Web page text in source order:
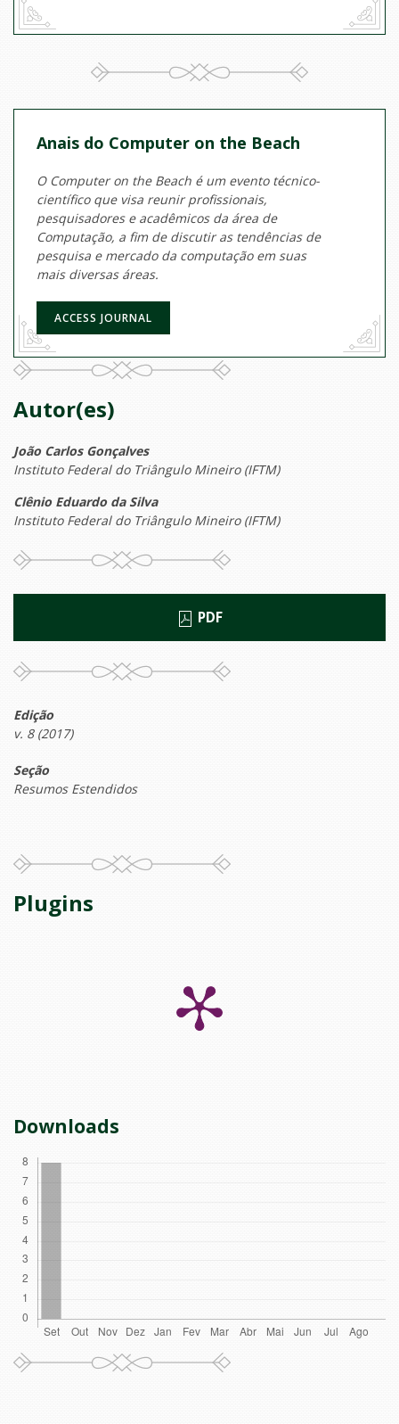
Anais do Computer on the Beach
O Computer on the Beach é um evento técnico-
científico que visa reunir profissionais,
pesquisadores e acadêmicos da área de
Computação, a fim de discutir as tendências de
pesquisa e mercado da computação em suas
mais diversas áreas.
ACCESS JOURNAL
Autor(es)
João Carlos Gonçalves
Instituto Federal do Triângulo Mineiro (IFTM)
Clênio Eduardo da Silva
Instituto Federal do Triângulo Mineiro (IFTM)
PDF
Edição
v. 8 (2017)
Seção
Resumos Estendidos
Plugins
Downloads